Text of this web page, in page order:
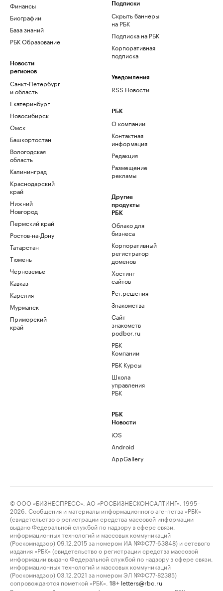
Финансы
Биографии
База знаний
РБК Образование
Новости
регионов
Санкт-Петербург
и область
Екатеринбург
Новосибирск
Омск
Башкортостан
Вологодская
область
Калининград
Краснодарский
край
Нижний
Новгород
Пермский край
Ростов-на-Дону
Татарстан
Тюмень
Черноземье
Кавказ
Карелия
Мурманск
Приморский
край
Подписки
Скрыть баннеры
на РБК
Подписка на РБК
Корпоративная
подписка
Уведомления
RSS Новости
РБК
О компании
Контактная
информация
Редакция
Размещение
рекламы
Другие
продукты
РБК
Облако для
бизнеса
Корпоративный
регистратор
доменов
Хостинг
сайтов
Рег.решения
Знакомства
Сайт
знакомств
podbor.ru
РБК
Компании
РБК Курсы
Школа
управления
РБК
РБК
Новости
iOS
Android
AppGallery
© ООО «БИЗНЕСПРЕСС», АО «РОСБИЗНЕСКОНСАЛТИНГ», 1995–
2026. Сообщения и материалы информационного агентства «РБК»
(свидетельство о регистрации средства массовой информации
выдано Федеральной службой по надзору в сфере связи,
информационных технологий и массовых коммуникаций
(Роскомнадзор) 09.12.2015 за номером ИА №ФС77-63848) и сетевого
издания «РБК» (свидетельство о регистрации средства массовой
информации выдано Федеральной службой по надзору в сфере связи,
информационных технологий и массовых коммуникаций
(Роскомнадзор) 03.12.2021 за номером ЭЛ №ФС77-82385)
сопровождаются пометкой «РБК».
18+ letters@rbc.ru